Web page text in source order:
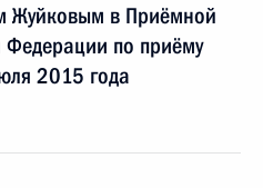
Жуйковым в Приёмной
Федерации по приёму
2015 года